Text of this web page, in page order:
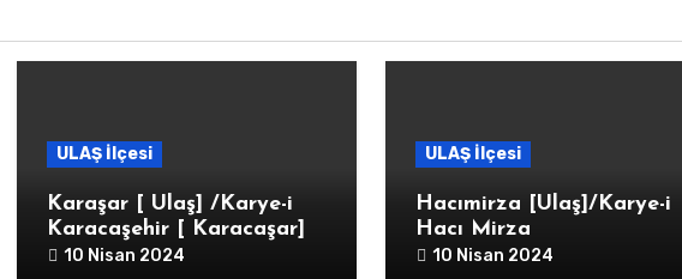
ULAŞ İlçesi
Karaşar [ Ulaş] /Karye-i
Karacaşehir [ Karacaşar]
10 Nisan 2024
ULAŞ İlçesi
Hacımirza [Ulaş]/Karye-i
Hacı Mirza
10 Nisan 2024